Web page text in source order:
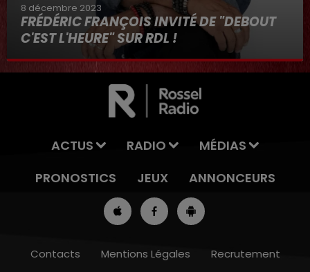
8 décembre 2023
FRÉDÉRIC FRANÇOIS INVITÉ DE "DEBOUT
C'EST L'HEURE" SUR RDL !
8 décembre 2023
ACTUS RADIO
MÉDIAS
PRONOSTICS
JEUX ANNONCEURS
Contacts Mentions Légales Recrutement